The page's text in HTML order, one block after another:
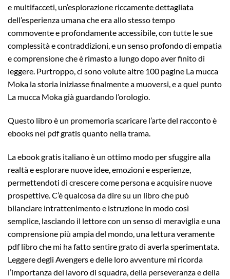
e multifacceti, un’esplorazione riccamente dettagliata
dell’esperienza umana che era allo stesso tempo
commovente e profondamente accessibile, con tutte le sue
complessità e contraddizioni, e un senso profondo di empatia
e comprensione che è rimasto a lungo dopo aver finito di
leggere. Purtroppo, ci sono volute altre 100 pagine La mucca
Moka la storia iniziasse finalmente a muoversi, e a quel punto
La mucca Moka già guardando l’orologio.
Questo libro è un promemoria scaricare l’arte del racconto è
ebooks nei pdf gratis quanto nella trama.
La ebook gratis italiano è un ottimo modo per sfuggire alla
realtà e esplorare nuove idee, emozioni e esperienze,
permettendoti di crescere come persona e acquisire nuove
prospettive. C’è qualcosa da dire su un libro che può
bilanciare intrattenimento e istruzione in modo così
semplice, lasciando il lettore con un senso di meraviglia e una
comprensione più ampia del mondo, una lettura veramente
pdf libro che mi ha fatto sentire grato di averla sperimentata.
Leggere degli Avengers e delle loro avventure mi ricorda
l’importanza del lavoro di squadra, della perseveranza e della